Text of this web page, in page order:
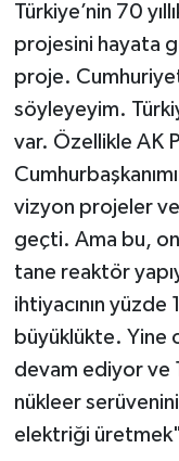
Türkiye’nin 70
projesini hayata
proje.
söyleyeyim.
var. Özellikle AK
vizyon projeler
geçti. Ama bu,
tane reaktör
ihtiyacının yüzde
büyüklükte. Yine
devam ediyor ve
nükleer
elektriği